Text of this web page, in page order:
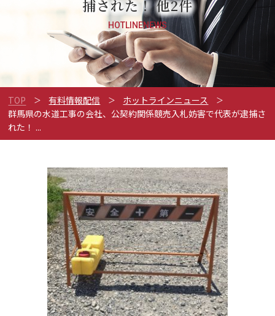
捕された！ 他2件
HOTLINENEWS
TOP 有料情報配信
ホットラインニュース
群馬県の水道工事の会社、公契約関係競売入札妨害で代表が逮捕さ
れた！ ...